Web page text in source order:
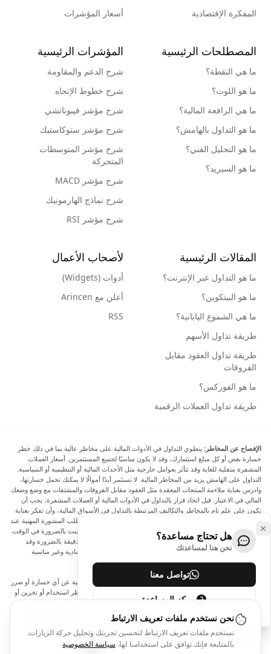
المفكرة الإقتصادية
أسعار المؤشرات
المصطلحات الرئيسية
ما هي النقطة؟
ما هو اللوت؟
ما هي الرافعة المالية؟
ما هو التداول بالهامش؟
ما هو التحليل الفني؟
ما هو السبريد؟
المؤشرات الرئيسية
شرح الدعم والمقاومة
شرح خطوط الإتجاه
شرح مؤشر فيبوناتشي
شرح مؤشر ستوكاستيك
شرح مؤشر المتوسطات
المتحركة
شرح مؤشر MACD
شرح نماذج الهارمونيك
شرح مؤشر RSI
المقالات الرئيسية
ما هو التداول عبر الإنترنت؟
ما هو البيتكوين؟
ما هي الشموع اليابانية؟
طريقة تداول الأسهم
طريقة تداول العقود مقابل
الفروقات
ما هو الفوركس؟
طريقة تداول العملات الرقمية
لأصحاب الأعمال
أدوات (Widgets)
أعلن مع Arincen
RSS
الإفصاح عن المخاطر: ينطوي التداول في الأدوات المالية على مخاطر عالية بما في ذلك خطر
خسارة بعض أو كل مبلغ استثمارك، وقد لا يكون مناسبًا لجميع المستثمرين. أسعار العملات
المشفرة متقلبة للغاية وقد تتأثر بعوامل خارجية مثل الأحداث المالية أو التنظيمية أو السياسية.
التداول على الهامش يزيد من المخاطر المالية. لا تستثمر أبدًا أموالًا لا يمكنك تحمل خسارتها،
وادرس بعناية ملاءمة المنتجات المعقدة مثل العقود مقابل الفروقات والمشتقات مع وضع وضعك
المالي في الاعتبار. قبل اتخاذ قرار بالتداول في الأدوات المالية أو العملات المشفرة، يجب أن
تكون على علم تام بالمخاطر والتكاليف المرتبطة بالتداول في الأسواق المالية، وأن تفكر بعناية
في أهدافك الاستثمارية ومستوى خبرتك ورغبتك في المخاطرة، وأن تطلب المشورة المهنية عند
الحاجة. تود Arincen أن تذكرك بأن البيانات الواردة في هذا الموقع ليست بالضرورة في الوقت
الفعلي وليست دقيقة. البيانات والأسعار الموجودة على الموقع ليست دقيقة بالضرورة وقد
تختلف عن السعر الفعلي في أي سوق معينة، مما يعني أن الأسعار إرشادية وغير مناسبة
لأغراض التداول.
لن يتحمل Arincen وأي مزود للبيانات الواردة في هذا الموقع المسؤولية عن أي خسارة أو ضرر
نتيجة لتداولك، أو اعتمادك على المعلومات الواردة في هذا الموقع. يحظر استخدام أو تخزين أو
إعادة إنتاج أو عرض أو تعديل أو نقل أو توزيع البيانات الموجودة في هذا الموقع دون الحصول
على إذن كتابي صريح مسبق من Arincen و/أو مزود البيانات. جميع حقوق الملكية الفكرية
محفوظة من قبل مقدمي الخدمة و/أو البورصة التي تقدم البيانات الواردة في هذا الموقع. قد
يتم تعويض Arincen من قبل المعلنين الذين يظهرون على الموقع، بناءً على تفاعلك مع
الإعلانات أو المعلنين.
هل تحتاج مساعدة؟
نحن هنا لمساعدتك
تواصل معنا
مركز المساعدة
نحن نستخدم ملفات تعريف الارتباط
نستخدم ملفات تعريف الارتباط لتحسين تجربتك وتحليل حركة الزيارات.
بالمتابعة فإنك توافق على استخدامنا لها. سياسة الخصوصية